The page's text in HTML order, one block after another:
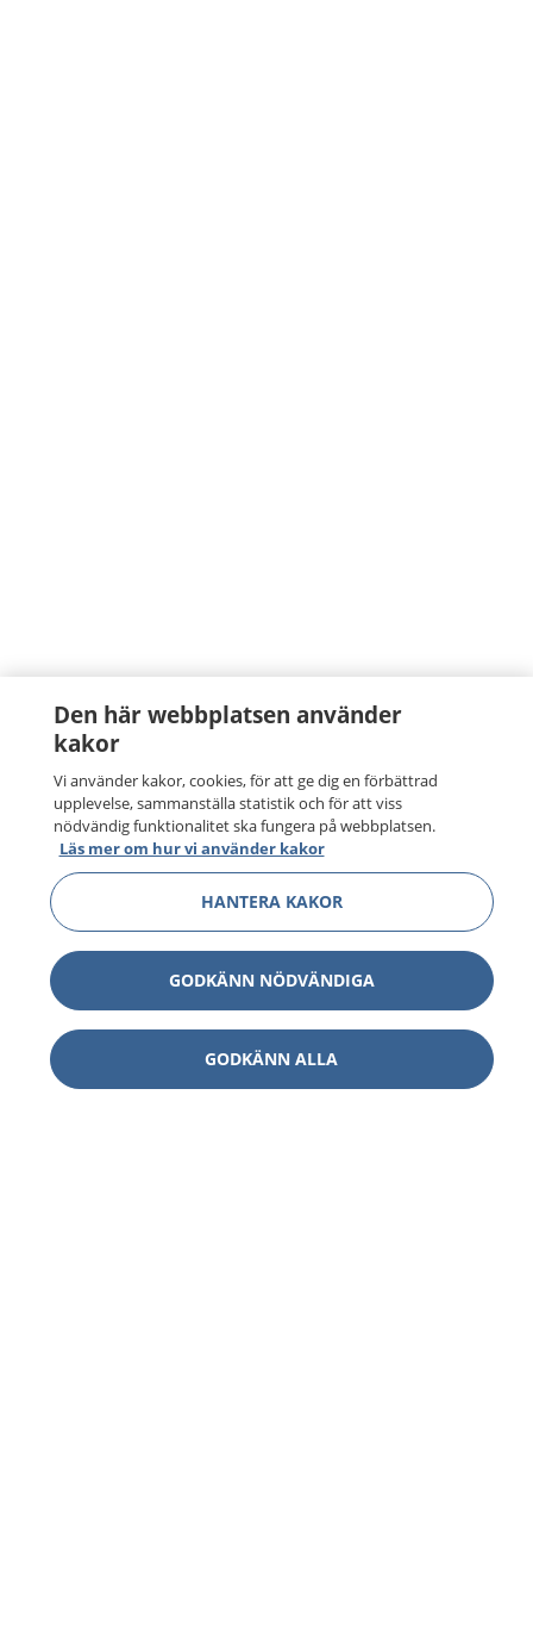
Den här webbplatsen använder
kakor
Vi använder kakor, cookies, för att ge dig en förbättrad
upplevelse, sammanställa statistik och för att viss
nödvändig funktionalitet ska fungera på webbplatsen.
Läs mer om hur vi använder kakor
HANTERA KAKOR
GODKÄNN NÖDVÄNDIGA
GODKÄNN ALLA